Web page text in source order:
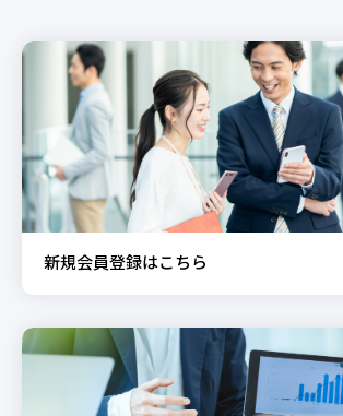
新規会員登録はこちら